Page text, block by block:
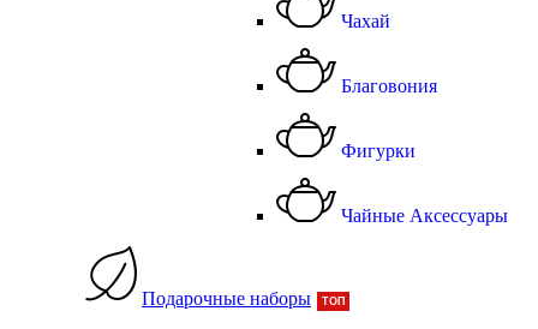
Чахай
Благовония
Фигурки
Чайные Аксессуары
Подарочные наборы ТОП